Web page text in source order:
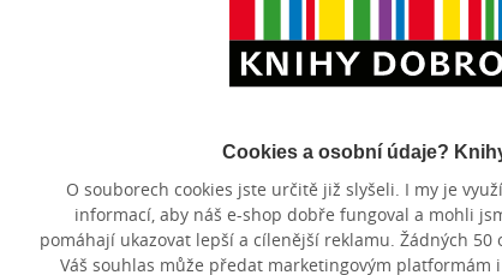
Přidat
Cookies a osobní údaje?
O souborech cookies jste určitě již slyšeli. I my je
informací, aby náš e-shop dobře fungoval a mohli
pomáhají ukazovat lepší a cílenější reklamu. Žádných 50
Váš souhlas může předat marketingovým platformám